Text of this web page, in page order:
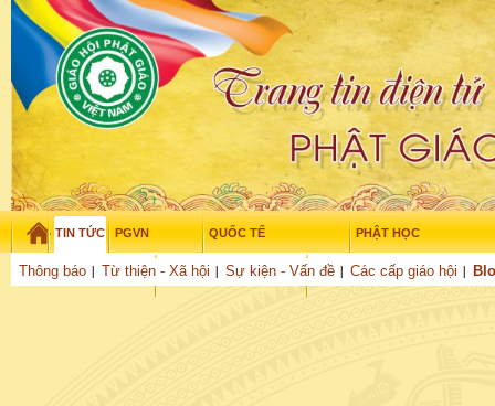
TIN TỨC
Thông báo Từ thiện - Xã hội Sự kiện - Vấn đề Các cấp giáo hội
PGVN QUỐC TẾ PHẬT HỌC
THỜI ĐẠI TUỔI TRẺ NGHIÊN CỨU
Thứ năm - 6/08/2026 – 12:41:41